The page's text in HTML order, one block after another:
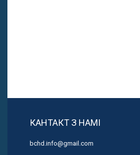
КАНТАКТ З НАМІ
bchd.info@gmail.com